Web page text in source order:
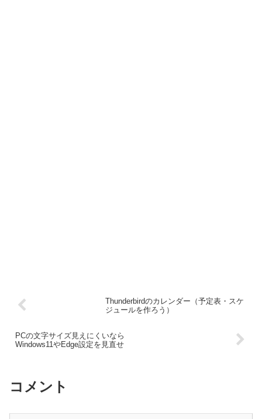
Thunderbirdのカレンダー（予定表・スケ
ジュールを作ろう）
PCの文字サイズ見えにくいなら
Windows11やEdge設定を見直せ
コメント